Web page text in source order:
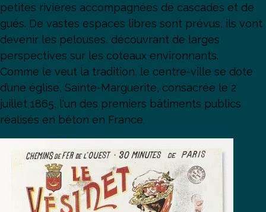
petites rivières accompagnées de cascades et de
gués. De vastes espaces libres sont prévus, ils vont
devenir les pelouses, découvrant de larges
perspectives sur les coteaux environnants.
Comme le veut la tradition, le centre-ville se dote
d’une église, Sainte-Marguerite, consacrée le 2
juillet 1865, l'un des premiers bâtiments publics
réalisés en béton en France.